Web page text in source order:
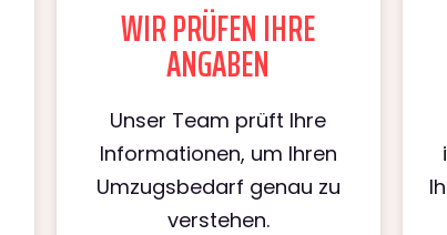
WIR PRÜFEN IHRE
ANGABEN
Unser Team prüft Ihre
Informationen, um Ihren
Umzugsbedarf genau zu
verstehen.